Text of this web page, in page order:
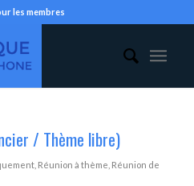
les membres
/ Thème libre)
, Réunion à thème Réunion de